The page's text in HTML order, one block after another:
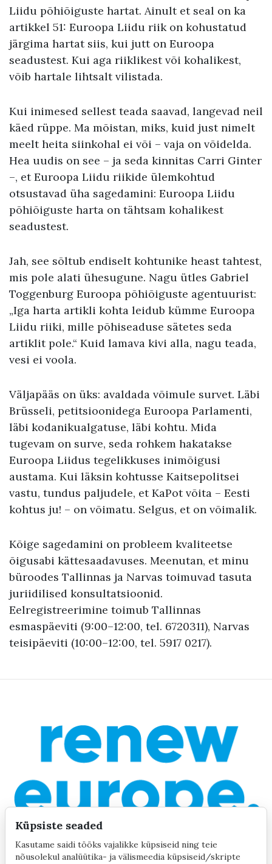
Liidu põhiõiguste hartat. Ainult et seal on ka
artikkel 51: Euroopa Liidu riik on kohustatud
järgima hartat siis, kui jutt on Euroopa
seadustest. Kui aga riiklikest või kohalikest,
võib hartale lihtsalt vilistada.
Kui inimesed sellest teada saavad, langevad neil
käed rüppe. Ma mõistan, miks, kuid just nimelt
meelt heita siinkohal ei või – vaja on võidelda.
Hea uudis on see – ja seda kinnitas Carri Ginter
–, et Euroopa Liidu riikide ülemkohtud
otsustavad üha sagedamini: Euroopa Liidu
põhiõiguste harta on tähtsam kohalikest
seadustest.
Jah, see sõltub endiselt kohtunike heast tahtest,
mis pole alati ühesugune. Nagu ütles Gabriel
Toggenburg Euroopa põhiõiguste agentuurist:
„Iga harta artikli kohta leidub kümme Euroopa
Liidu riiki, mille põhiseaduse sätetes seda
artiklit pole.“ Kuid lamava kivi alla, nagu teada,
vesi ei voola.
Väljapääs on üks: avaldada võimule survet. Läbi
Brüsseli, petitsioonidega Euroopa Parlamenti,
läbi kodanikualgatuse, läbi kohtu. Mida
tugevam on surve, seda rohkem hakatakse
Euroopa Liidus tegelikkuses inimõigusi
austama. Kui läksin kohtusse Kaitsepolitsei
vastu, tundus paljudele, et KaPot võita – Eesti
kohtus ju! – on võimatu. Selgus, et on võimalik.
Kõige sagedamini on probleem kvaliteetse
õigusabi kättesaadavuses. Meenutan, et minu
büroodes Tallinnas ja Narvas toimuvad tasuta
juriidilised konsultatsioonid.
Eelregistreerimine toimub Tallinnas
esmaspäeviti (9:00–12:00, tel. 6720311), Narvas
teisipäeviti (10:00–12:00, tel. 5917 0217).
Küpsiste seaded
Kasutame saidi tööks vajalikke küpsiseid ning teie
nõusolekul analüütika- ja välismeedia küpsiseid/skripte